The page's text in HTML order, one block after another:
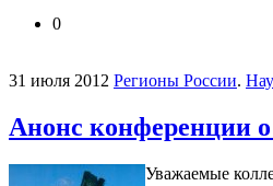
0
31 июля 2012 Регионы России.
Анонс конференции
Уважаемые